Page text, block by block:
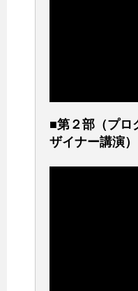
■第２部（プロ
ザイナー講演